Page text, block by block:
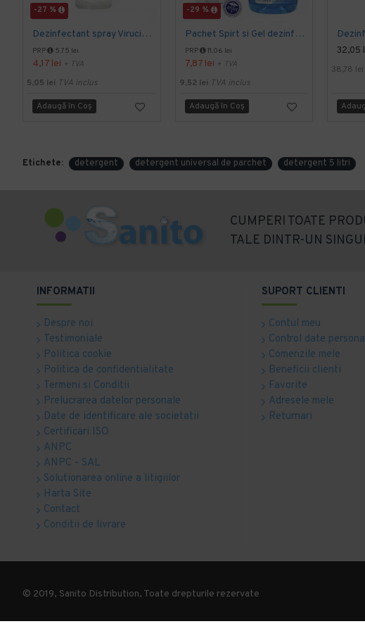
-27 %
Dezinfectant spray Virucid pentru maini si tegumente 40 ml Alchosept
PRP 5,75 lei
4,17 lei + TVA
5,05 lei TVA inclus
Adaugă în Coş
-29 %
Pachet Spirt si Gel dezinfectant Alchosept
PRP 11,06 lei
7,87 lei + TVA
9,52 lei TVA inclus
Adaugă în Coş
32,05
38,78 lei
Etichete: detergent detergent universal de parchet detergent 5 litri
CUMPERI TOATE
TALE DINTR-UN
INFORMATII
Despre noi
Testimoniale
Politica cookie
Politica de confidentialitate
Termeni si Conditii
Prelucrarea datelor personale
Date de identificare ale societatii
Certificari ISO
ANPC
ANPC - SAL
Solutionarea online a litigiilor
Harta Site
Contact
Conditii de livrare
SUPORT CLIENTI
Contul meu
Control date
Comenzile mele
Beneficii clienti
Favorite
Adresele mele
Returnari
© 2019, Sanito Distribution, Toate drepturile rezervate